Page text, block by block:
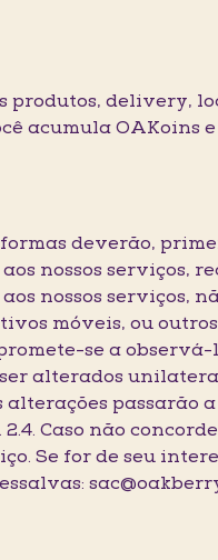
produtos, delivery,
acumula OAKoins
deverão,
nossos serviços,
nossos serviços,
móveis, ou
se a observá-
ser alterados
passarão
Caso não
Se for de seu